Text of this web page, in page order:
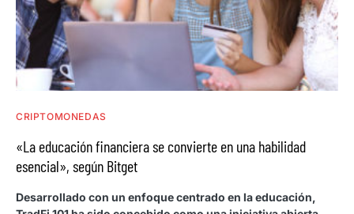
CRIPTOMONEDAS
«La educación financiera se convierte en una habilidad
esencial», según Bitget
Desarrollado con un enfoque centrado en la educación,